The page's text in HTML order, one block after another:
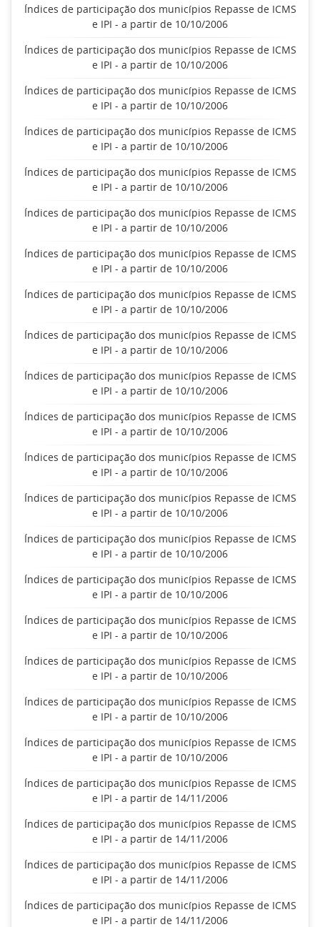
Índices de participação dos municípios Repasse de ICMS
e IPI - a partir de 10/10/2006
Índices de participação dos municípios Repasse de ICMS
e IPI - a partir de 10/10/2006
Índices de participação dos municípios Repasse de ICMS
e IPI - a partir de 10/10/2006
Índices de participação dos municípios Repasse de ICMS
e IPI - a partir de 10/10/2006
Índices de participação dos municípios Repasse de ICMS
e IPI - a partir de 10/10/2006
Índices de participação dos municípios Repasse de ICMS
e IPI - a partir de 10/10/2006
Índices de participação dos municípios Repasse de ICMS
e IPI - a partir de 10/10/2006
Índices de participação dos municípios Repasse de ICMS
e IPI - a partir de 10/10/2006
Índices de participação dos municípios Repasse de ICMS
e IPI - a partir de 10/10/2006
Índices de participação dos municípios Repasse de ICMS
e IPI - a partir de 10/10/2006
Índices de participação dos municípios Repasse de ICMS
e IPI - a partir de 10/10/2006
Índices de participação dos municípios Repasse de ICMS
e IPI - a partir de 10/10/2006
Índices de participação dos municípios Repasse de ICMS
e IPI - a partir de 10/10/2006
Índices de participação dos municípios Repasse de ICMS
e IPI - a partir de 10/10/2006
Índices de participação dos municípios Repasse de ICMS
e IPI - a partir de 10/10/2006
Índices de participação dos municípios Repasse de ICMS
e IPI - a partir de 10/10/2006
Índices de participação dos municípios Repasse de ICMS
e IPI - a partir de 10/10/2006
Índices de participação dos municípios Repasse de ICMS
e IPI - a partir de 10/10/2006
Índices de participação dos municípios Repasse de ICMS
e IPI - a partir de 10/10/2006
Índices de participação dos municípios Repasse de ICMS
e IPI - a partir de 14/11/2006
Índices de participação dos municípios Repasse de ICMS
e IPI - a partir de 14/11/2006
Índices de participação dos municípios Repasse de ICMS
e IPI - a partir de 14/11/2006
Índices de participação dos municípios Repasse de ICMS
e IPI - a partir de 14/11/2006